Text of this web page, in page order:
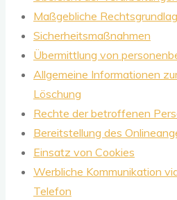
Maßgebliche
Sicherheitsmaßnahmen
Übermittlung von
Allgemeine Informationen
Löschung
Rechte der betroffenen
Bereitstellung des
Einsatz von Cookies
Werbliche Kommunikation
Telefon